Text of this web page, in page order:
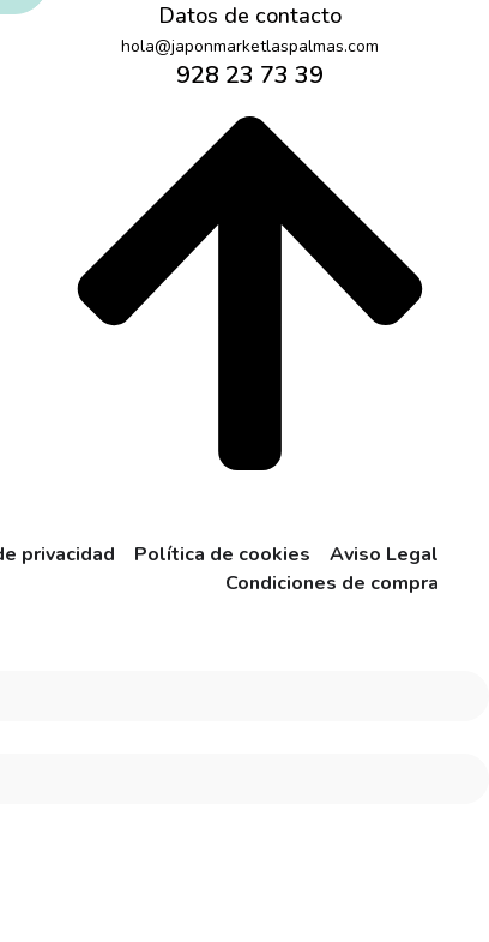
Datos de contacto
hola@japonmarketlaspalmas.com
928 23 73 39
privacidad Política de cookies
Aviso Legal
Condiciones de compra